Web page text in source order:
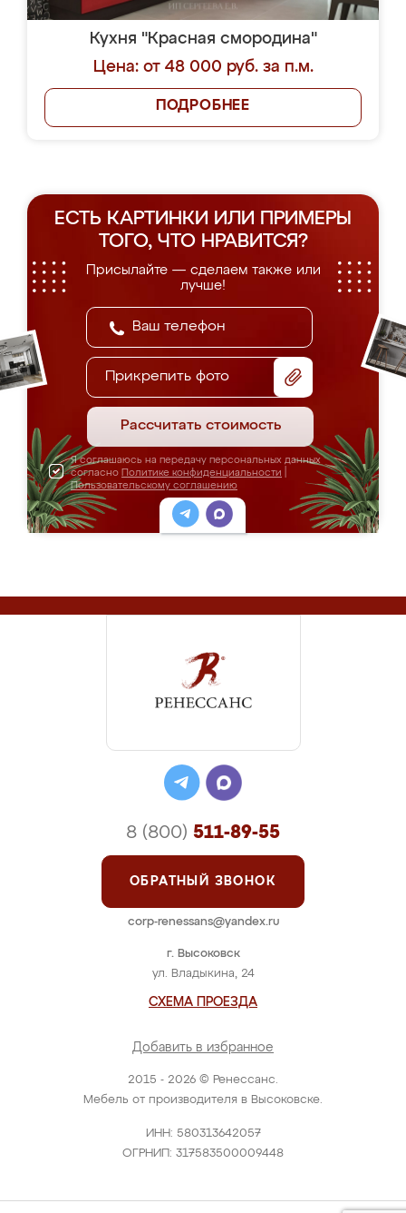
Кухня "Красная смородина"
Цена: от 48 000 руб. за п.м.
ПОДРОБНЕЕ
ЕСТЬ КАРТИНКИ ИЛИ ПРИМЕРЫ
ТОГО, ЧТО НРАВИТСЯ?
Присылайте — сделаем также или
лучше!
Прикрепить фото
Рассчитать стоимость
Я соглашаюсь на передачу персональных данных
согласно Политике конфиденциальности
Пользовательскому соглашению
2015 - 2026 © Ренессанс.
Мебель от производителя в Высоковске.
ИНН: 580313642057
ОГРНИП: 317583500009448
г. Высоковск
ул. Владыкина, 24
СХЕМА ПРОЕЗДА
Добавить в избранное
8 (800) 511-89-55
ОБРАТНЫЙ ЗВОНОК
corp-renessans@yandex.ru